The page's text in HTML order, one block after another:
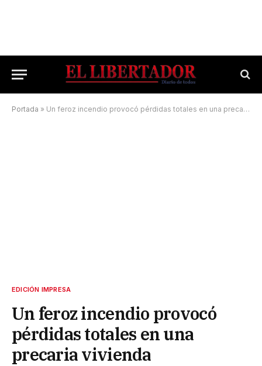
Portada » Un feroz incendio provocó pérdidas totales en una precaria vivienda
EDICIÓN IMPRESA
Un feroz incendio provocó
pérdidas totales en una
precaria vivienda